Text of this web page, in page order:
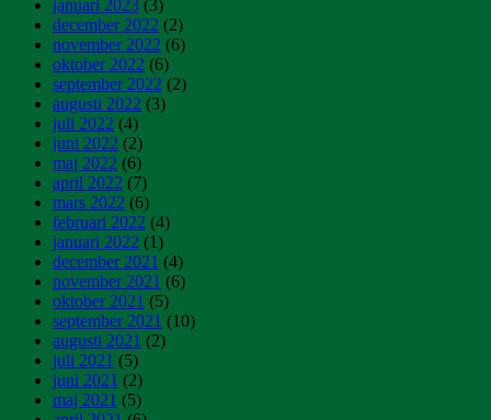
januari 2023 (3)
december 2022 (2)
november 2022 (6)
oktober 2022 (6)
september 2022 (2)
augusti 2022 (3)
juli 2022 (4)
juni 2022 (2)
maj 2022 (6)
april 2022 (7)
mars 2022 (6)
februari 2022 (4)
januari 2022 (1)
december 2021 (4)
november 2021 (6)
oktober 2021 (5)
september 2021 (10)
augusti 2021 (2)
juli 2021 (5)
juni 2021 (2)
maj 2021 (5)